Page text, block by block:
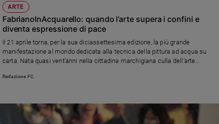
Papa
Chiesa
Chiesa
e
Santi
Devozione
ARTE
FabrianoInAcquarello: quando l’arte supera i confini e
diventa espressione di pace
Il 21 aprile torna, per la sua diciassettesima edizione, la più grande
manifestazione al mondo dedicata alla tecnica della pittura ad acqua su
carta. Nata quasi vent’anni nella cittadina marchigiana culla dell’arte
internazionale, una rete globale che unisce artisti di 92 Paesi in uno spirito
Redazione FC